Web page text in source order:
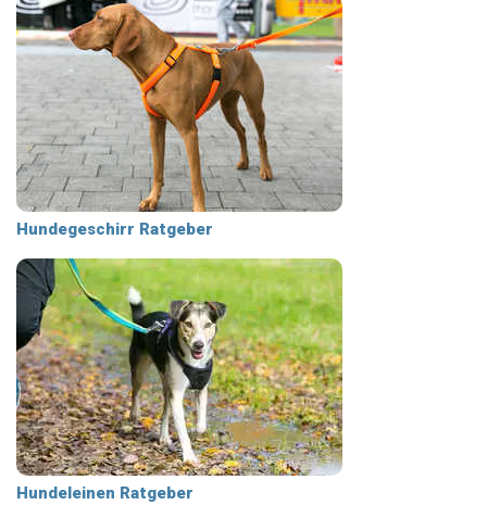
Hundegeschirr Ratgeber
Hundeleinen Ratgeber